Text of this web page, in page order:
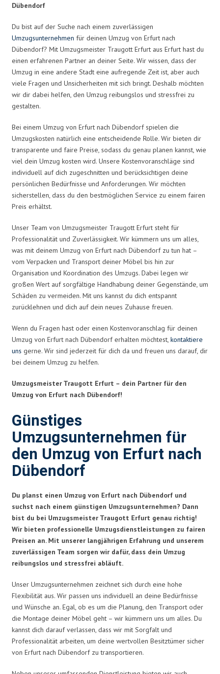
Dübendorf
Du bist auf der Suche nach einem zuverlässigen
Umzugsunternehmen für deinen Umzug von Erfurt nach
Dübendorf? Mit Umzugsmeister Traugott Erfurt aus Erfurt hast du
einen erfahrenen Partner an deiner Seite. Wir wissen, dass der
Umzug in eine andere Stadt eine aufregende Zeit ist, aber auch
viele Fragen und Unsicherheiten mit sich bringt. Deshalb möchten
wir dir dabei helfen, den Umzug reibungslos und stressfrei zu
gestalten.
Bei einem Umzug von Erfurt nach Dübendorf spielen die
Umzugskosten natürlich eine entscheidende Rolle. Wir bieten dir
transparente und faire Preise, sodass du genau planen kannst, wie
viel dein Umzug kosten wird. Unsere Kostenvoranschläge sind
individuell auf dich zugeschnitten und berücksichtigen deine
persönlichen Bedürfnisse und Anforderungen. Wir möchten
sicherstellen, dass du den bestmöglichen Service zu einem fairen
Preis erhältst.
Unser Team von Umzugsmeister Traugott Erfurt steht für
Professionalität und Zuverlässigkeit. Wir kümmern uns um alles,
was mit deinem Umzug von Erfurt nach Dübendorf zu tun hat –
vom Verpacken und Transport deiner Möbel bis hin zur
Organisation und Koordination des Umzugs. Dabei legen wir
großen Wert auf sorgfältige Handhabung deiner Gegenstände, um
Schäden zu vermeiden. Mit uns kannst du dich entspannt
zurücklehnen und dich auf dein neues Zuhause freuen.
Wenn du Fragen hast oder einen Kostenvoranschlag für deinen
Umzug von Erfurt nach Dübendorf erhalten möchtest, kontaktiere
uns gerne. Wir sind jederzeit für dich da und freuen uns darauf, dir
bei deinem Umzug zu helfen.
Umzugsmeister Traugott Erfurt – dein Partner für den
Umzug von Erfurt nach Dübendorf!
Günstiges
Umzugsunternehmen für
den Umzug von Erfurt nach
Dübendorf
Du planst einen Umzug von Erfurt nach Dübendorf und
suchst nach einem günstigen Umzugsunternehmen? Dann
bist du bei Umzugsmeister Traugott Erfurt genau richtig!
Wir bieten professionelle Umzugsdienstleistungen zu fairen
Preisen an. Mit unserer langjährigen Erfahrung und unserem
zuverlässigen Team sorgen wir dafür, dass dein Umzug
reibungslos und stressfrei abläuft.
Unser Umzugsunternehmen zeichnet sich durch eine hohe
Flexibilität aus. Wir passen uns individuell an deine Bedürfnisse
und Wünsche an. Egal, ob es um die Planung, den Transport oder
die Montage deiner Möbel geht – wir kümmern uns um alles. Du
kannst dich darauf verlassen, dass wir mit Sorgfalt und
Professionalität arbeiten, um deine wertvollen Besitztümer sicher
von Erfurt nach Dübendorf zu transportieren.